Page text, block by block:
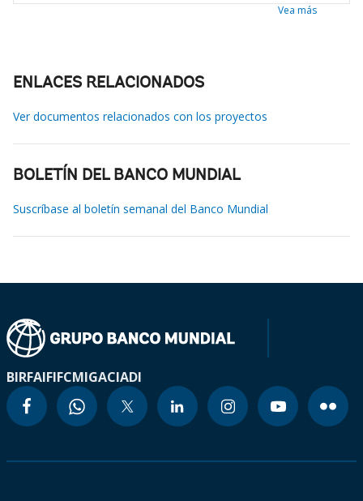
Vea más
ENLACES RELACIONADOS
Ver documentos relacionados con los proyectos
BOLETÍN DEL BANCO MUNDIAL
Suscríbase al boletín semanal del Banco Mundial
BIRFAIFIFCMIGACIADI